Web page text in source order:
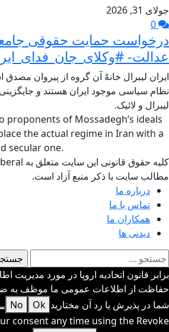
جولای 31, 2026
درخواست حمایت حقوقی جامعه
عدالت-
ایران لیبرال خانهٌ آن گروه از پیروان
نظام سیاسی موجود ایران هستند و
لیبرال و لائیک.
proponents of Mossadegh’s ideals
the actual regime in Iran with a
secular one.
مطالب سایت با ذکر منبع آزاد است.
درباره ما
تماس با ما
همکاران ما
دیدنی ها
جستجو
برای:
برابر قانون اتحادیه اروپا در مورد
حفاظت از اطلاعات عمومی ما موظف به
شما در پذیرش یا رد آن مختارید Ok
No
consent any time using the Revoke